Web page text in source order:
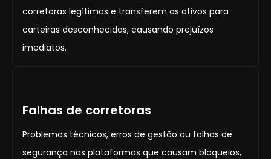
corretoras legítimas e transferem os ativos para
carteiras desconhecidas, causando prejuízos
imediatos.
Falhas de corretoras
Problemas técnicos, erros de gestão ou falhas de
segurança nas plataformas que causam bloqueios,